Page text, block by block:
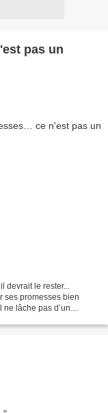
pas un
devrait le rester...
ses promesses bien
lâche pas d’un